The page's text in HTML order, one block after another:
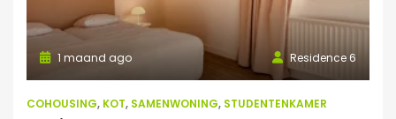
Residence 6
1 maand ago
COHOUSING, KOT, SAMENWONING, STUDENTENKAMER